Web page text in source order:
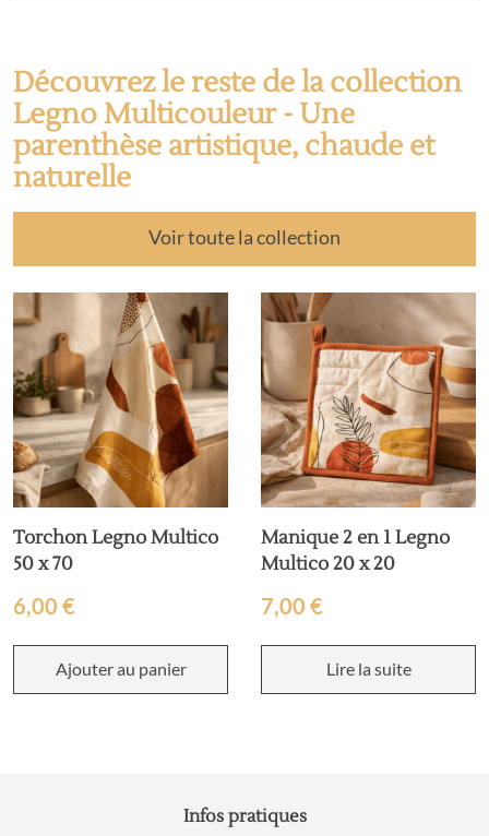
Découvrez le reste de la collection
Legno Multicouleur - Une
parenthèse artistique, chaude et
naturelle
Voir toute la collection
Torchon Legno Multico
50 x 70
6,00 €
Ajouter au panier
Manique 2 en 1 Legno
Multico 20 x 20
7,00 €
Lire la suite
Infos pratiques